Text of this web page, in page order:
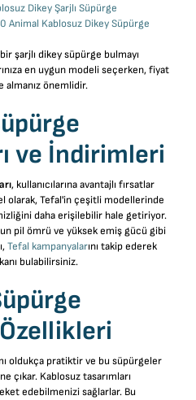
Dikey Şarjlı Süpürge
Animal Kablosuz Dikey Süpürge
şarjlı dikey süpürge bulmayı
en uygun modeli seçerken, fiyat
önemlidir.
ve İndirimleri
, kullanıcılarına avantajlı fırsatlar
olarak, Tefal'in çeşitli modellerinde
daha erişilebilir hale getiriyor.
pil ömrü ve yüksek emiş gücü gibi
Tefal kampanyalarını takip ederek
bulabilirsiniz.
oldukça pratiktir ve bu süpürgeler
çıkar. Kablosuz tasarımları
edebilmenizi sağlarlar. Bu